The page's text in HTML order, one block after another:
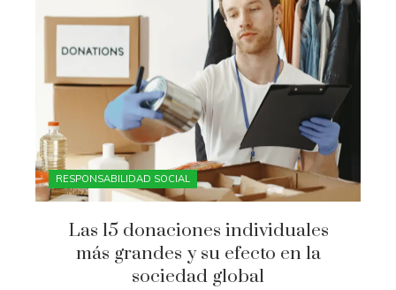
RESPONSABILIDAD SOCIAL
Las 15 donaciones individuales
más grandes y su efecto en la
sociedad global